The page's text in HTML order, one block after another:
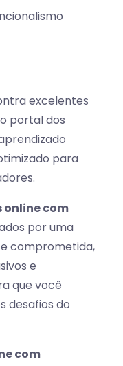
excelentes
portal dos
para
online com
por uma
comprometida,
e
que você
desafios do
com